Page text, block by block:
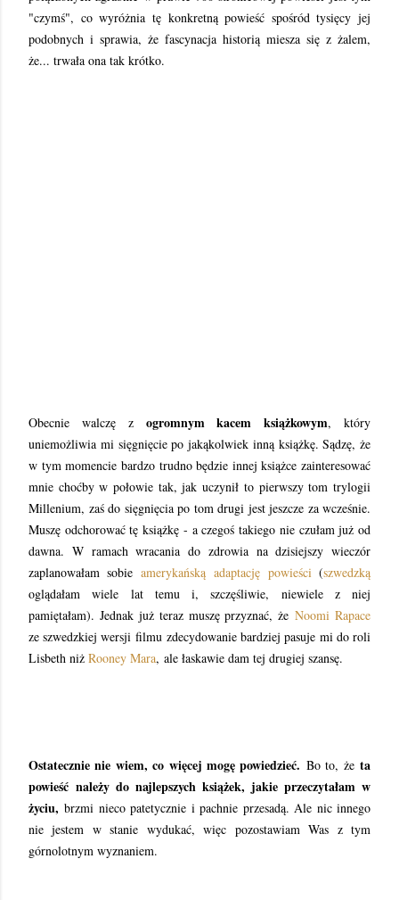
"czymś", co wyróżnia tę konkretną powieść spośród tysięcy jej
podobnych i sprawia, że fascynacja historią miesza się z żalem,
że... trwała ona tak krótko.
Obecnie walczę z ogromnym kacem książkowym, który
uniemożliwia mi sięgnięcie po jakąkolwiek inną książkę. Sądzę, że
w tym momencie bardzo trudno będzie innej książce zainteresować
mnie choćby w połowie tak, jak uczynił to pierwszy tom trylogii
Millenium, zaś do sięgnięcia po tom drugi jest jeszcze za wcześnie.
Muszę odchorować tę książkę - a czegoś takiego nie czułam już od
dawna. W ramach wracania do zdrowia na dzisiejszy wieczór
zaplanowałam sobie amerykańską adaptację powieści(szwedzką
oglądałam wiele lat temu i, szczęśliwie, niewiele z niej
pamiętałam). Jednak już teraz muszę przyznać, żeNoomi Rapace
ze szwedzkiej wersji filmu zdecydowanie bardziej pasuje mi do roli
Lisbeth niż Rooney Mara, ale łaskawie dam tej drugiej szansę.
Ostatecznie nie wiem, co więcej mogę powiedzieć. Bo to, żeta
powieść należy do najlepszych książek, jakie przeczytałam w
życiu, brzmi nieco patetycznie i pachnie przesadą. Ale nic innego
nie jestem w stanie wydukać, więc pozostawiam Was z tym
górnolotnym wyznaniem.